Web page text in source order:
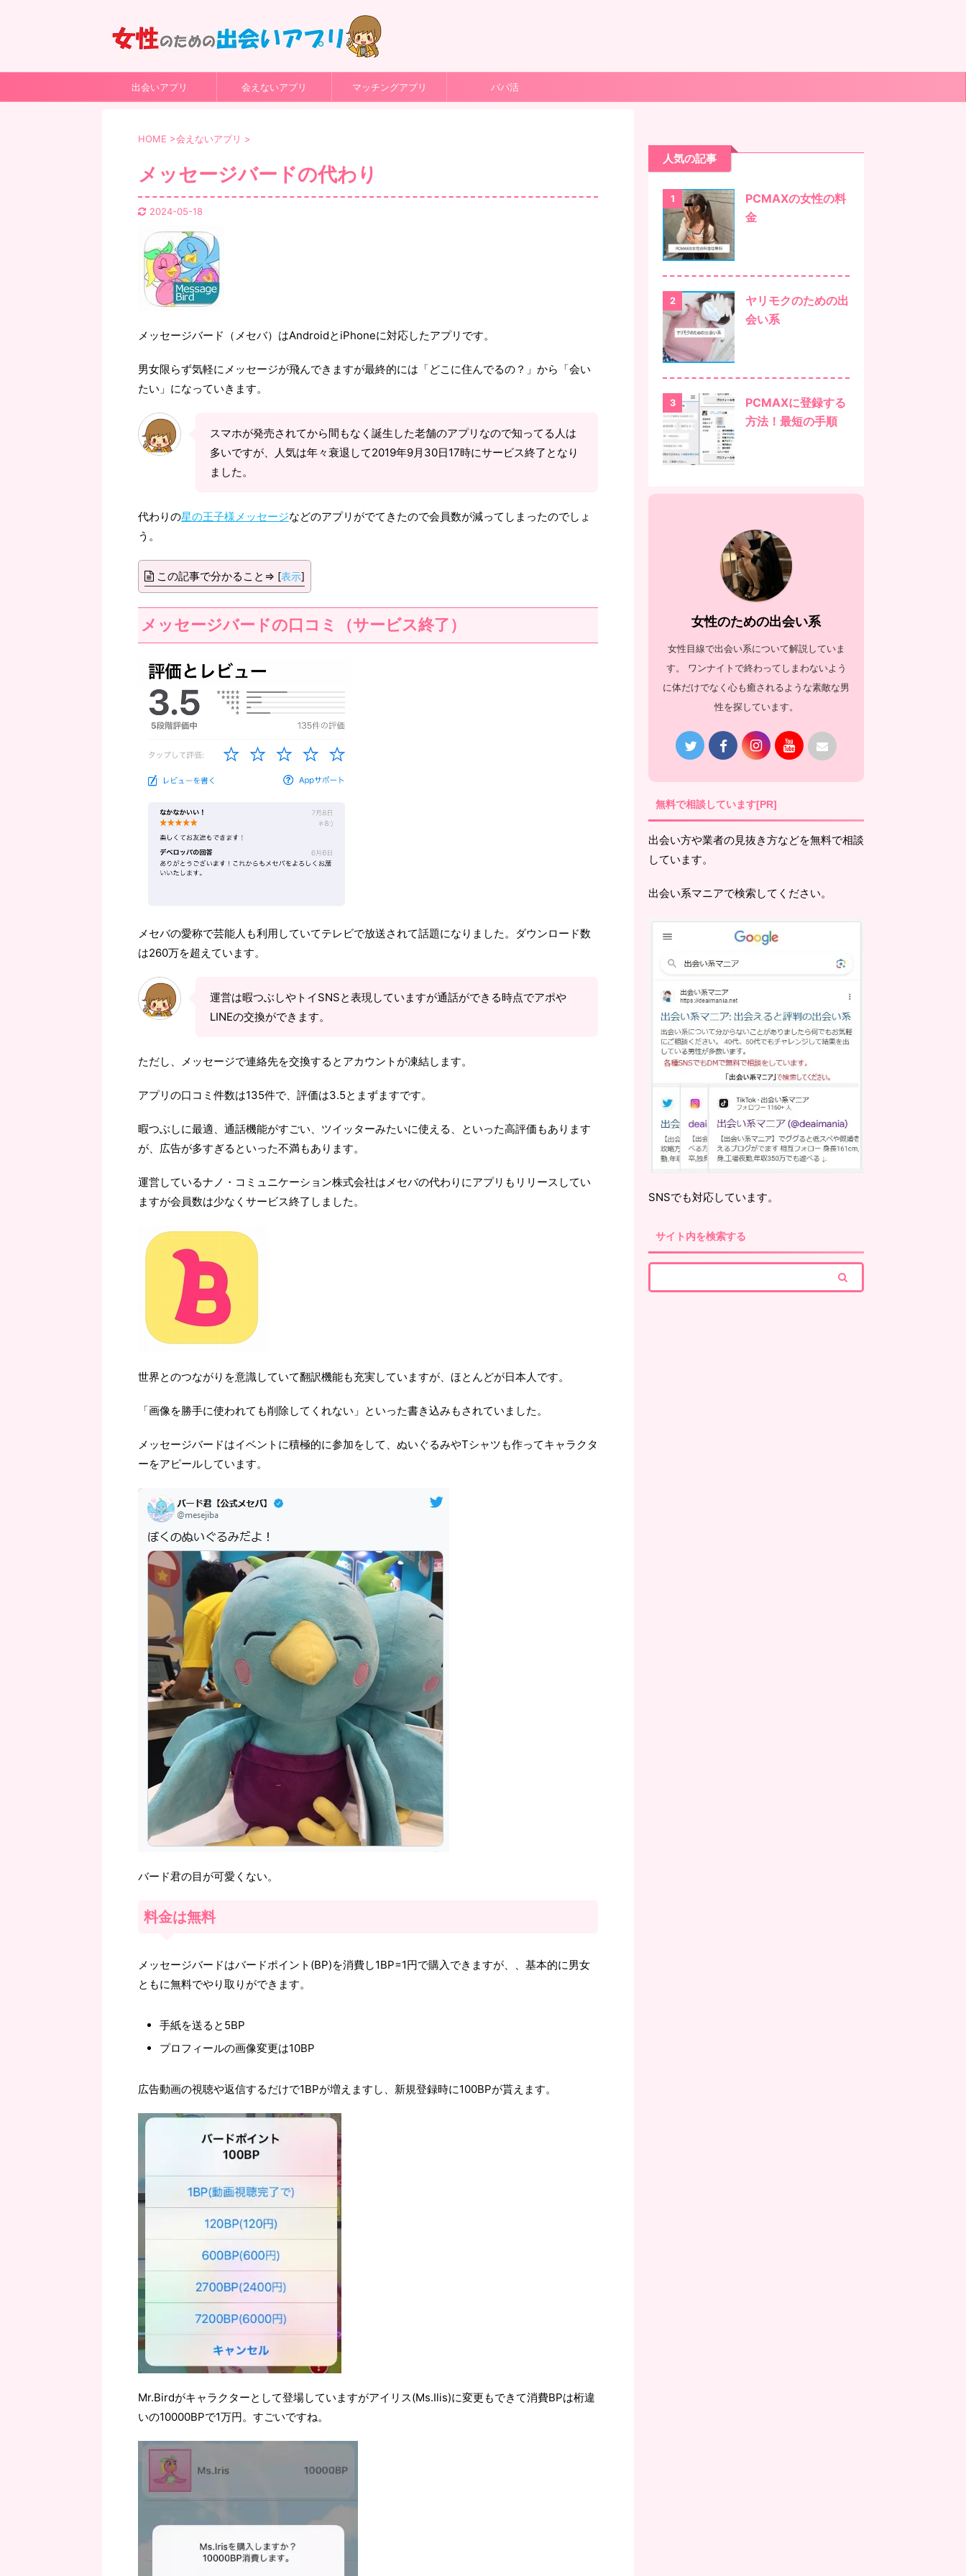
出会いアプリ 会えないアプリ マッチングアプリ パパ活
HOME >会えないアプリ >
メッセージバードの代わり
2024-05-18
メッセージバード（メセバ）はAndroidとiPhoneに対応したアプリです。
男女限らず気軽にメッセージが飛んできますが最終的には「どこに住んでるの？」から「会い
たい」になっていきます。
スマホが発売されてから間もなく誕生した老舗のアプリなので知ってる人は
多いですが、人気は年々衰退して2019年9月30日17時にサービス終了となり
ました。
代わりの星の王子様メッセージなどのアプリがでてきたので会員数が減ってしまったのでしょ
う。
この記事で分かること⇒ [表示]
メッセージバードの口コミ（サービス終了）
メセバの愛称で芸能人も利用していてテレビで放送されて話題になりました。ダウンロード数
は260万を超えています。
運営は暇つぶしやトイSNSと表現していますが通話ができる時点でアポや
LINEの交換ができます。
ただし、メッセージで連絡先を交換するとアカウントが凍結します。
アプリの口コミ件数は135件で、評価は3.5とまずますです。
暇つぶしに最適、通話機能がすごい、ツイッターみたいに使える、といった高評価もあります
が、広告が多すぎるといった不満もあります。
運営しているナノ・コミュニケーション株式会社はメセバの代わりにアプリもリリースしてい
ますが会員数は少なくサービス終了しました。
世界とのつながりを意識していて翻訳機能も充実していますが、ほとんどが日本人です。
「画像を勝手に使われても削除してくれない」といった書き込みもされていました。
メッセージバードはイベントに積極的に参加をして、ぬいぐるみやTシャツも作ってキャラクタ
ーをアピールしています。
バード君の目が可愛くない。
料金は無料
メッセージバードはバードポイント(BP)を消費し1BP=1円で購入できますが、、基本的に男女
ともに無料でやり取りができます。
手紙を送ると5BP
プロフィールの画像変更は10BP
広告動画の視聴や返信するだけで1BPが増えますし、新規登録時に100BPが貰えます。
Mr.Birdがキャラクターとして登場していますがアイリス(Ms.Ilis)に変更もできて消費BPは桁違
いの10000BPで1万円。すごいですね。
人気の記事
1
PCMAXの女性の料
金
2
ヤリモクのための出
会い系
3
PCMAXに登録する
方法！最短の手順
女性のための出会い系
女性目線で出会い系について解説していま
す。 ワンナイトで終わってしまわないよう
に体だけでなく心も癒されるような素敵な男
性を探しています。
無料で相談しています[PR]
出会い方や業者の見抜き方などを無料で相談
しています。
出会い系マニアで検索してください。
SNSでも対応しています。
サイト内を検索する